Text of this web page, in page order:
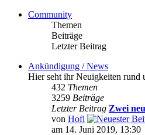
Community
Themen
Beiträge
Letzter Beitrag
Ankündigung / News
Hier seht ihr Neuigkeiten rund
432 Themen
3259 Beiträge
Letzter Beitrag Zwei
von Hofi
am 14. Juni 2019, 13:30